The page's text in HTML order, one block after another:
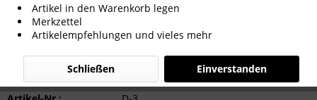
Anfragen
Artikel in den Warenkorb legen
Merkzettel
Artikelempfehlungen und vieles mehr
Einverstanden
Schließen